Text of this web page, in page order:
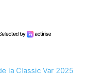
la Classic Var 2025